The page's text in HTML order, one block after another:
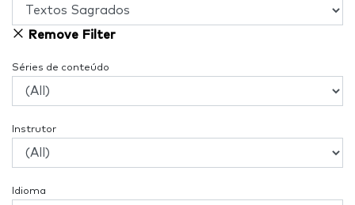
Remove Filter
Séries de conteúdo
Instrutor
Idioma